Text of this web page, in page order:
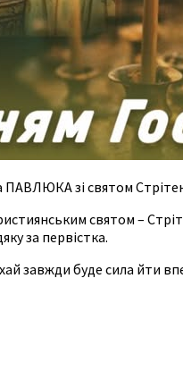
зі святом
святом –
за первістка.
завжди буде сила йти